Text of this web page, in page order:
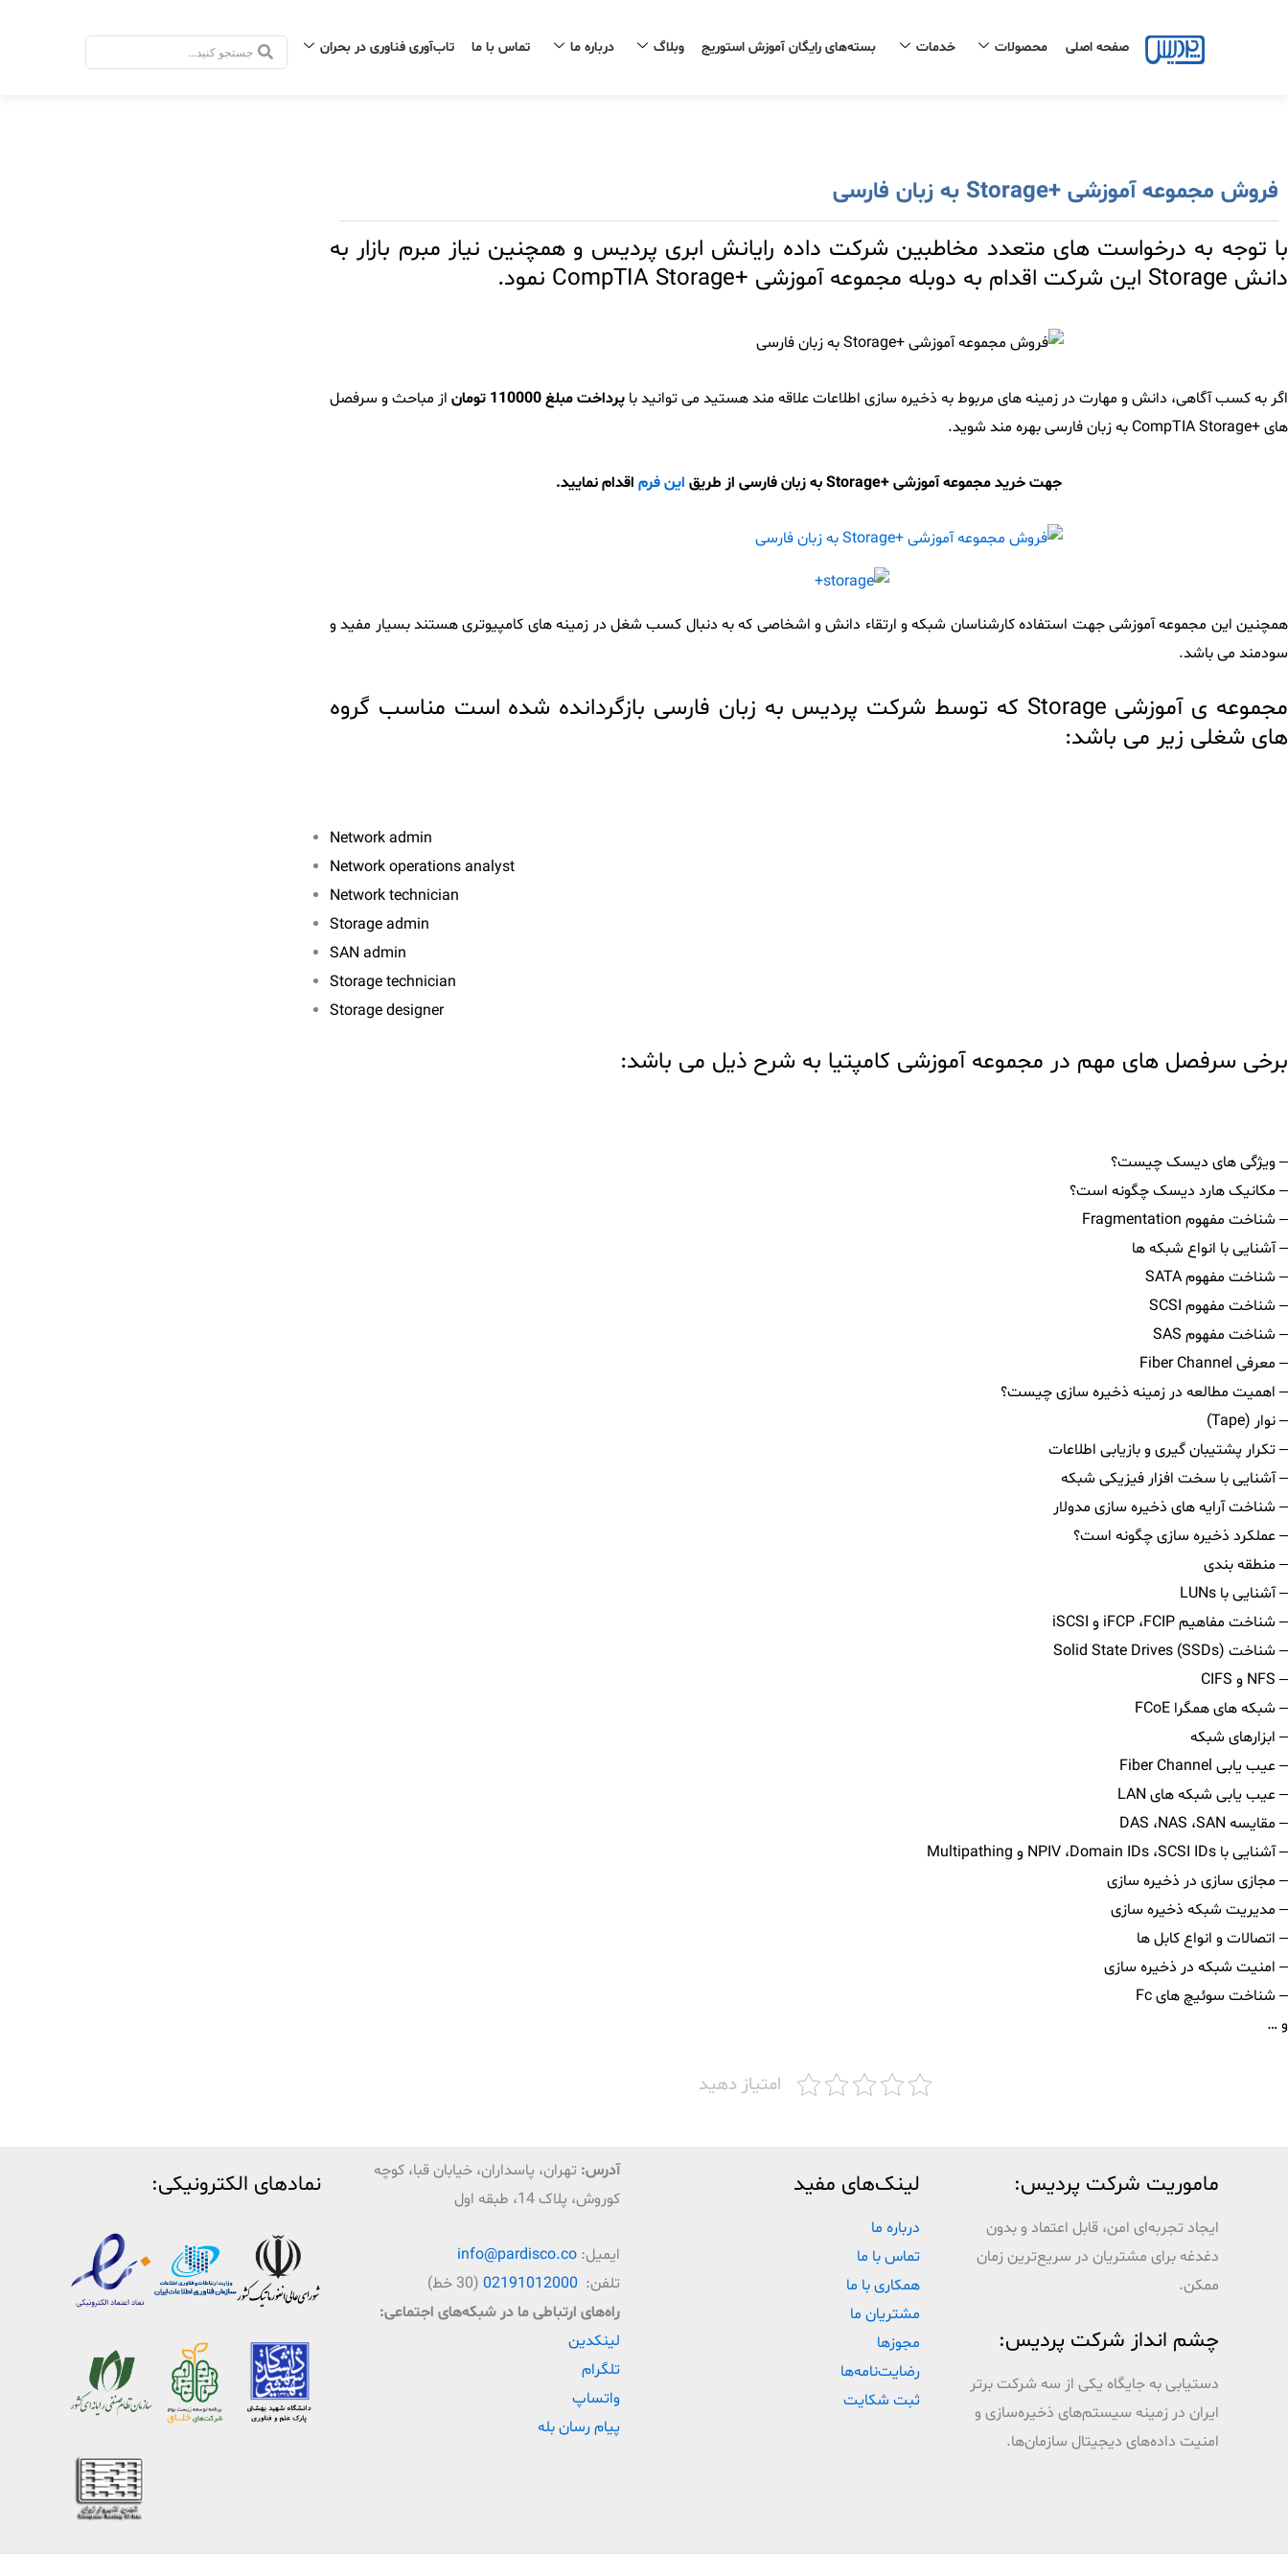
صفحه اصلی محصولات خدمات بسته‌های رایگان آموزش استوریج وبلاگ درباره ما تماس با ما تاب‌آوری فناوری در بحران
جستجو
فروش مجموعه آموزشی +Storage به زبان فارسی
با توجه به درخواست های متعدد مخاطبین شرکت داده رایانش ابری پردیس و همچنین نیاز مبرم بازار به
دانش Storage این شرکت اقدام به دوبله مجموعه آموزشی +CompTIA Storage نمود.
اگر به کسب آگاهی، دانش و مهارت در زمینه های مربوط به ذخیره سازی اطلاعات علاقه مند هستید می توانید با پرداختمبلغ 110000 تومان
از مباحث و سرفصل
های +CompTIA Storage به زبان فارسی بهره مند شوید.
جهت خرید مجموعه آموزشی +Storage به زبان فارسی از طریق این فرم اقدام نمایید.
همچنین این مجموعه آموزشی جهت استفاده کارشناسان شبکه و ارتقاء دانش و اشخاصی که به دنبال کسب شغل در زمینه های کامپیوتری هستند بسیار مفید و
سودمند می باشد.
مجموعه ی آموزشی Storage که توسط شرکت پردیس به زبان فارسی بازگردانده شده است مناسب گروه
های شغلی زیر می باشد:
Network admin
Network operations analyst
Network technician
Storage admin
SAN admin
Storage technician
Storage designer
برخی سرفصل های مهم در مجموعه آموزشی کامپتیا به شرح ذیل می باشد:
– ویژگی های دیسک چیست؟
– مکانیک هارد دیسک چگونه است؟
– شناخت مفهوم Fragmentation
– آشنایی با انواع شبکه ها
– شناخت مفهوم SATA
– شناخت مفهوم SCSI
– شناخت مفهوم SAS
– معرفی Fiber Channel
– اهمیت مطالعه در زمینه ذخیره سازی چیست؟
– نوار (Tape)
– تکرار پشتیبان گیری و بازیابی اطلاعات
– آشنایی با سخت افزار فیزیکی شبکه
– شناخت آرایه های ذخیره سازی مدولار
– عملکرد ذخیره سازی چگونه است؟
– منطقه بندی
– آشنایی با LUNs
– شناخت مفاهیم iFCP ،FCIP و iSCSI
– شناخت (Solid State Drives (SSDs
– NFS و CIFS
– شبکه های همگرا FCoE
– ابزارهای شبکه
– عیب یابی Fiber Channel
– عیب یابی شبکه های LAN
– مقایسه DAS ،NAS ،SAN
– آشنایی با NPIV ،Domain IDs ،SCSI IDs و Multipathing
– مجازی سازی در ذخیره سازی
– مدیریت شبکه ذخیره سازی
– اتصالات و انواع کابل ها
– امنیت شبکه در ذخیره سازی
– شناخت سوئیچ های Fc
و …
امتیاز دهید
ماموریت شرکت پردیس:
ایجاد تجربه‌ای امن، قابل اعتماد و بدون
دغدغه برای مشتریان در سریع‌ترین زمان
ممکن.
چشم انداز شرکت پردیس:
دستیابی به جایگاه یکی از سه شرکت برتر
ایران در زمینه سیستم‌های ذخیره‌سازی و
امنیت داده‌های دیجیتال سازمان‌ها.
لینک‌های مفید
درباره ما
تماس با ما
همکاری با ما
مشتریان ما
مجوزها
رضایت‌نامه‌ها
ثبت شکایت
آدرس: تهران، پاسداران، خیابان قبا، کوچه
کوروش، پلاک 14، طبقه اول
ایمیل: info@pardisco.co
تلفن: 02191012000 (30 خط)
راه‌‌های ارتباطی ما در شبکه‌های اجتماعی:
لینکدین
تلگرام
واتساپ
پیام رسان بله
نمادهای الکترونیکی: